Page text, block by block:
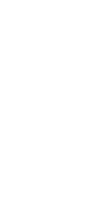
s Janou Koudelkovou až
Finančního poradce
ale byl pravdou a úprava
dvanáct.